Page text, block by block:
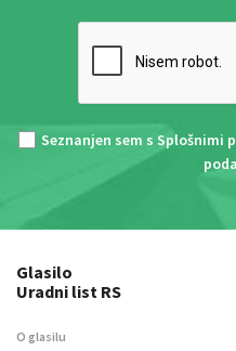
Seznanjen sem s Splošnimi
Glasilo
Uradni list RS
O glasilu